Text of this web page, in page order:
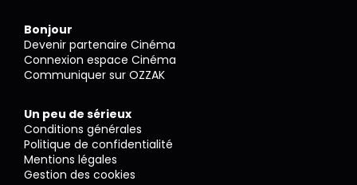
Bonjour
Devenir partenaire Cinéma
Connexion espace Cinéma
Communiquer sur OZZAK
Un peu de sérieux
Conditions générales
Politique de confidentialité
Mentions légales
Gestion des cookies